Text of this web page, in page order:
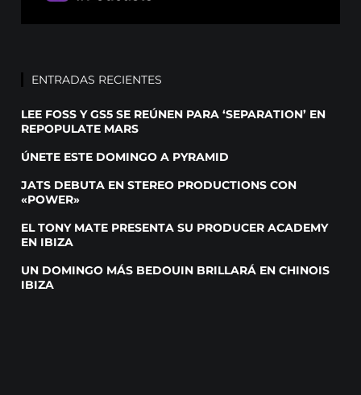
ENTRADAS RECIENTES
LEE FOSS Y GS5 SE REÚNEN PARA ‘SEPARATION’ EN
REPOPULATE MARS
ÚNETE ESTE DOMINGO A PYRAMID
JATS DEBUTA EN STEREO PRODUCTIONS CON
«POWER»
EL TONY MATE PRESENTA SU PRODUCER ACADEMY
EN IBIZA
UN DOMINGO MÁS BEDOUIN BRILLARÁ EN CHINOIS
IBIZA